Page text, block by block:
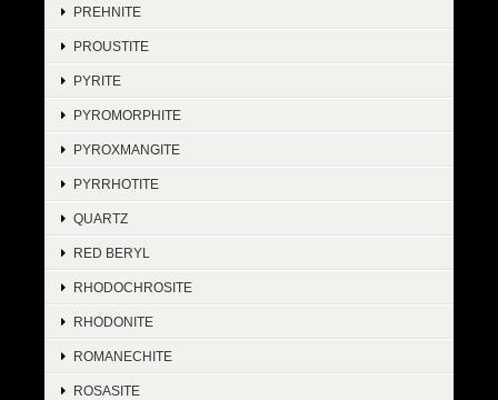
PREHNITE
PROUSTITE
PYRITE
PYROMORPHITE
PYROXMANGITE
PYRRHOTITE
QUARTZ
RED BERYL
RHODOCHROSITE
RHODONITE
ROMANECHITE
ROSASITE